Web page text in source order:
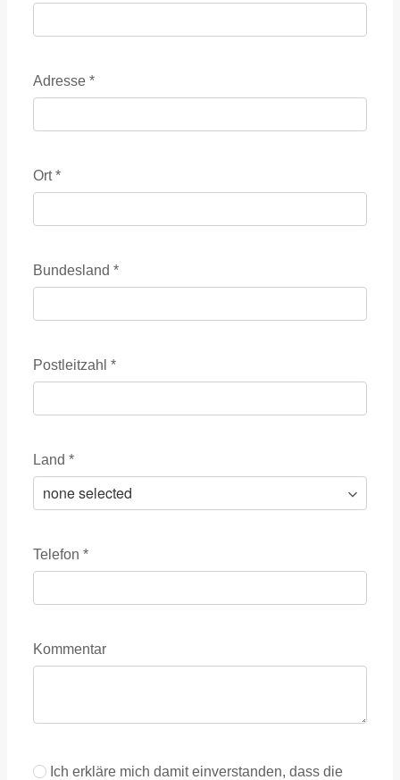
Adresse *
Ort*
Bundesland *
Postleitzahl *
Land *
Telefon *
Kommentar
Ich erkläre mich damit einverstanden, dass die